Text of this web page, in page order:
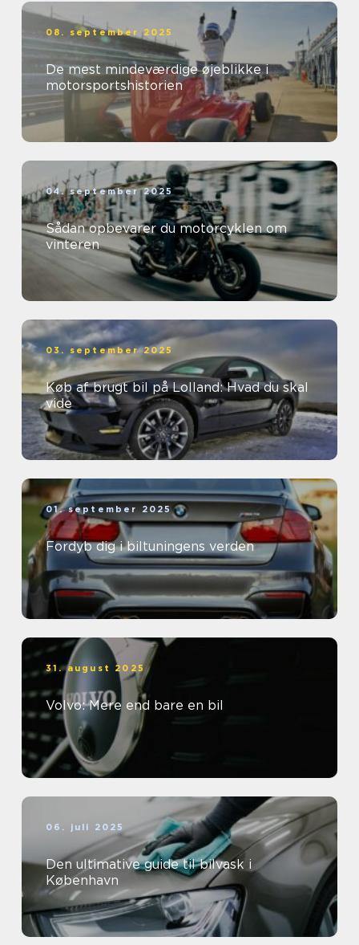
08. september 2025
De mest mindeværdige øjeblikke i
motorsportshistorien
04. september 2025
Sådan opbevarer du motorcyklen om
vinteren
03. september 2025
Køb af brugt bil på Lolland: Hvad du skal
vide
01. september 2025
Fordyb dig i biltuningens verden
31. august 2025
Volvo: Mere end bare en bil
06. juli 2025
Den ultimative guide til bilvask i
København